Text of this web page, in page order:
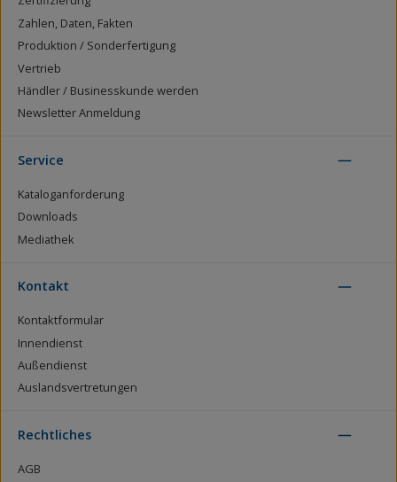
Zahlen, Daten, Fakten
Produktion / Sonderfertigung
Vertrieb
Händler / Businesskunde werden
Newsletter Anmeldung
Service
Kataloganforderung
Downloads
Mediathek
Kontakt
Kontaktformular
Innendienst
Außendienst
Auslandsvertretungen
Rechtliches
AGB